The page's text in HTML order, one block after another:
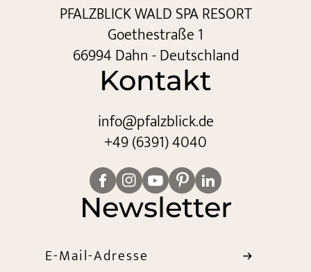
PFALZBLICK WALD SPA RESORT
Goethestraße 1
66994 Dahn - Deutschland
Kontakt
info@pfalzblick.de
+49 (6391) 4040
Newsletter
E-Mail-Adresse